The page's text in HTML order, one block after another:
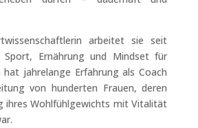
arbeitet sie seit
Sport, Ernährung und Mindset für
hat jahrelange Erfahrung als Coach
von hunderten Frauen, deren
ihres Wohlfühlgewichts mit Vitalität